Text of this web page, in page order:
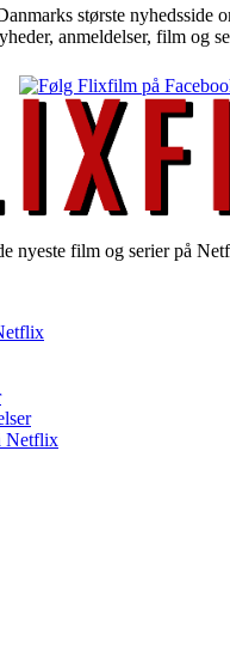
største nyhedsside
anmeldelser, film og
nyeste film og serier på
Netflix